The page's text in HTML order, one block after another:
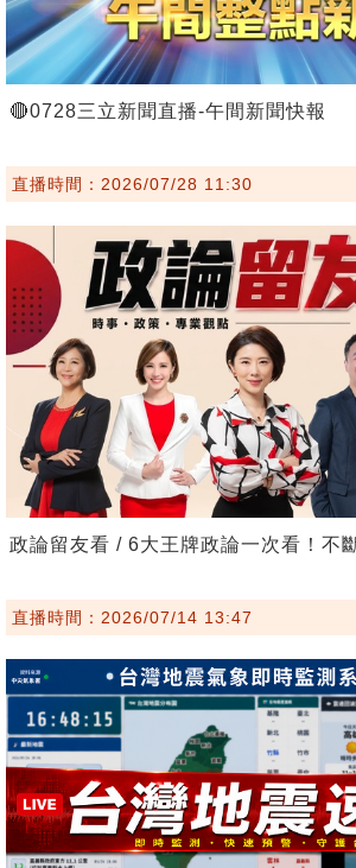
🔴0728三立新聞直播-午間新聞快報
直播時間：2026/07/28 11:30
政論留友看 / 6大王牌政論一次看！不
直播時間：2026/07/14 13:47